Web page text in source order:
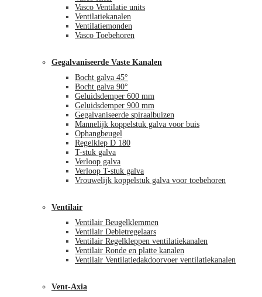
Vasco Ventilatie units
Ventilatiekanalen
Ventilatiemonden
Vasco Toebehoren
Gegalvaniseerde Vaste Kanalen
Bocht galva 45°
Bocht galva 90°
Geluidsdemper 600 mm
Geluidsdemper 900 mm
Gegalvaniseerde spiraalbuizen
Mannelijk koppelstuk galva voor buis
Ophangbeugel
Regelklep D 180
T-stuk galva
Verloop galva
Verloop T-stuk galva
Vrouwelijk koppelstuk galva voor toebehoren
Ventilair
Ventilair Beugelklemmen
Ventilair Debietregelaars
Ventilair Regelkleppen ventilatiekanalen
Ventilair Ronde en platte kanalen
Ventilair Ventilatiedakdoorvoer ventilatiekanalen
Vent-Axia